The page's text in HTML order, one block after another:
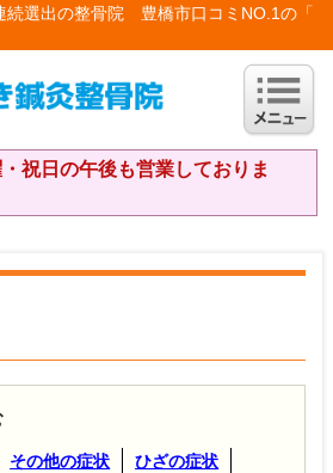
続選出の整骨院 豊橋市口コミNO.1の「
・祝日の午後も営業しておりま
その他の症状
ひざの症状